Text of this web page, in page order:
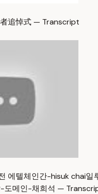
追悼式 — Transcript
에텔체인간-hisuk chai일
도메인-채희석 —